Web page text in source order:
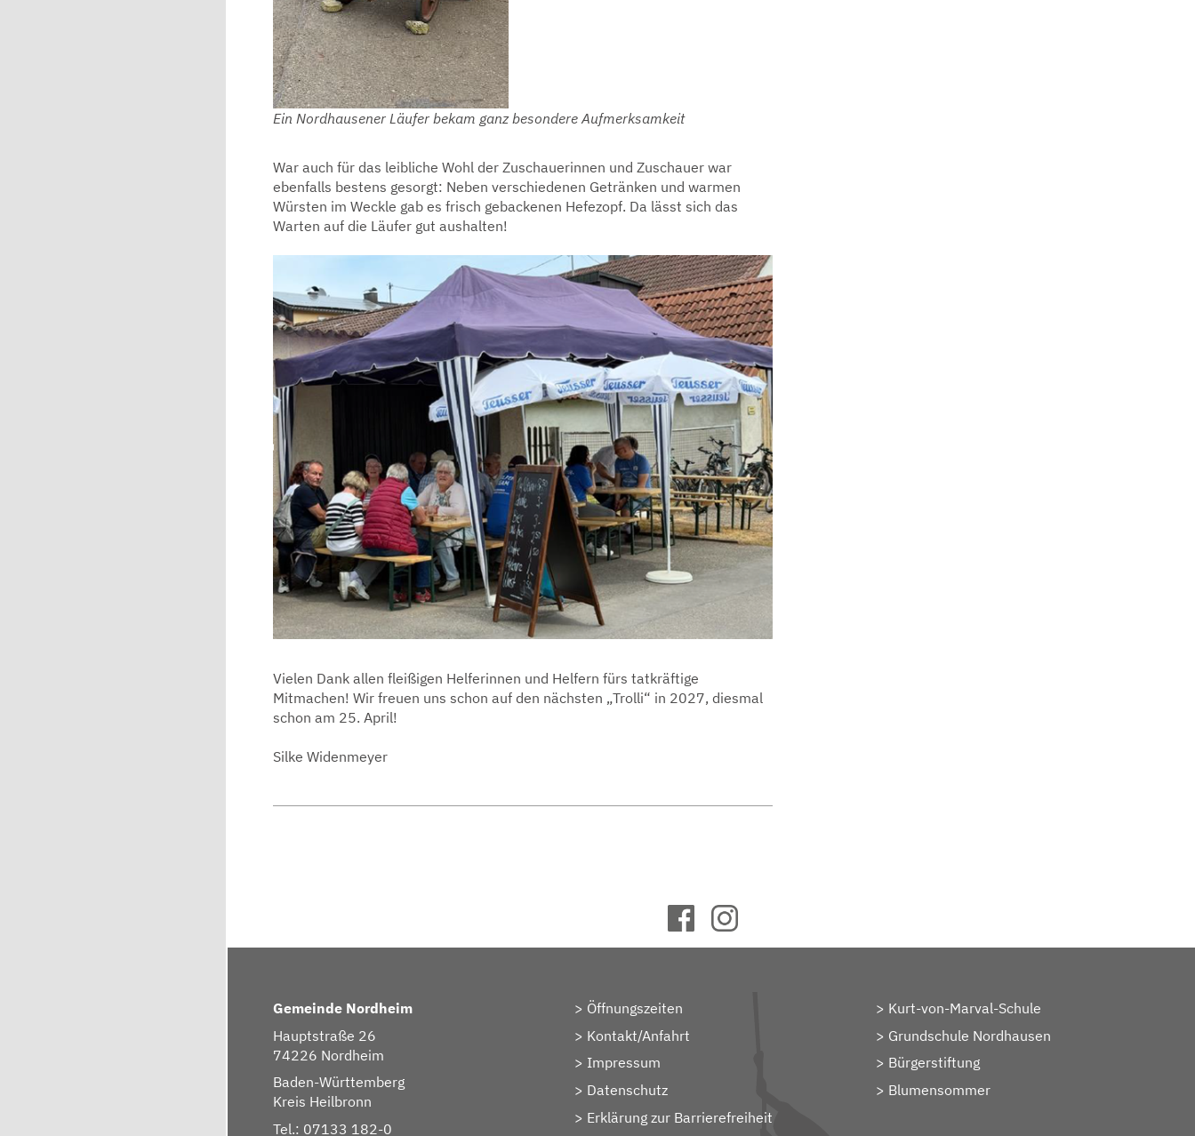
Ein Nordhausener Läufer bekam ganz besondere Aufmerksamkeit
War auch für das leibliche Wohl der Zuschauerinnen und Zuschauer war
ebenfalls bestens gesorgt: Neben verschiedenen Getränken und warmen
Würsten im Weckle gab es frisch gebackenen Hefezopf. Da lässt sich das
Warten auf die Läufer gut aushalten!
Vielen Dank allen fleißigen Helferinnen und Helfern fürs tatkräftige
Mitmachen! Wir freuen uns schon auf den nächsten „Trolli“ in 2027, diesmal
schon am 25. April!
Silke Widenmeyer
Gemeinde Nordheim
Hauptstraße 26
74226 Nordheim
Baden-Württemberg
Kreis Heilbronn
Tel.: 07133 182-0
Öffnungszeiten
Kontakt/Anfahrt
Impressum
Datenschutz
Erklärung zur Barrierefreiheit
Kurt-von-Marval-Schule
Grundschule Nordhausen
Bürgerstiftung
Blumensommer